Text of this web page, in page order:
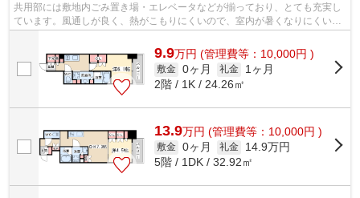
共用部には敷地内ごみ置き場・エレベータなどが揃っており、とても充実し
ています。風通しが良く、熱がこもりにくいので、室内が暑くなりにくいで
す。近くに駅が2つあるため、用途や行...
9.9万円 (管理費等：10,000円 )
敷金 0ヶ月 礼金
1ヶ月
2階 / 1K / 24.26㎡
13.9万円 (管理費等：10,000円 )
敷金 0ヶ月 礼金
14.9万円
5階 / 1DK / 32.92㎡